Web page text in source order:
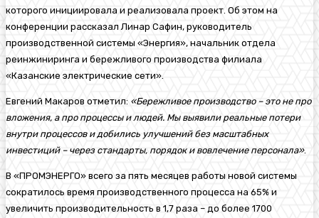
которого инициировала и реализовала проект. Об этом на
конференции рассказал Линар Сафин, руководитель
производственной системы «Энергия», начальник отдела
реинжиниринга и бережливого производства филиала
«Казанские электрические сети».
Евгений Макаров отметил: «Бережливое производство – это не про
вложения, а про процессы и людей. Мы выявили реальные потери
внутри процессов и добились улучшений без масштабных
инвестиций – через стандарты, порядок и вовлечение персонала».
В «ПРОМЭНЕРГО» всего за пять месяцев работы новой системы
сократилось время производственного процесса на 65% и
увеличить производительность в 1,7 раза – до более 1700